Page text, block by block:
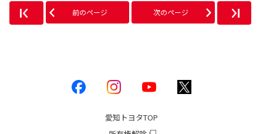
前のページ 次のページ
愛知トヨタTOP